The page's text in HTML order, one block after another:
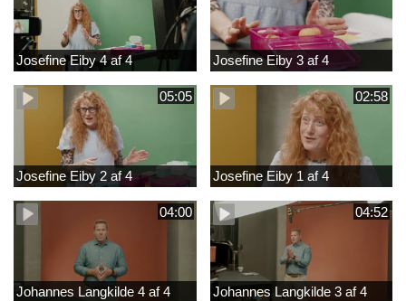
Josefine Eiby 4 af 4 Josefine Eiby 3 af 4
05:05
Josefine Eiby 2 af 4
02:58
Josefine Eiby 1 af 4
04:00
Johannes Langkilde 4 af 4
04:52
Johannes Langkilde 3 af 4